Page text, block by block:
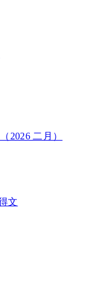
2026 二月）
文